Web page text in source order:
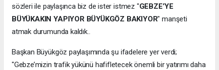
sözleri ile paylaşınca biz de ister istmez "GEBZE’YE
BÜYÜKAKIN YAPIYOR BÜYÜKGÖZ BAKIYOR" manşeti
atmak durumunda kaldık..
Başkan Büyükgöz paylaşımında şu ifadelere yer verdi;
"Gebze’mizin trafik yükünü hafifletecek önemli bir yatırımı daha